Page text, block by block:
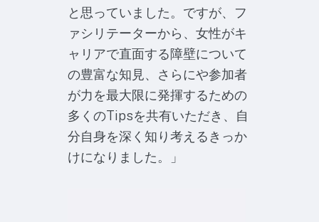
と思っていました。ですが、フ
ァシリテーターから、女性がキ
ャリアで直面する障壁について
の豊富な知見、さらにや参加者
が力を最大限に発揮するための
多くのTipsを共有いただき、自
分自身を深く知り考えるきっか
けになりました。